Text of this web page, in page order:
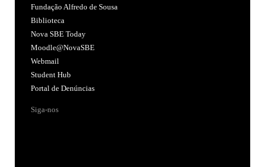
Fundação Alfredo de Sousa
Biblioteca
Nova SBE Today
Moodle@NovaSBE
Webmail
Student Hub
Portal de Denúncias
Siga-nos